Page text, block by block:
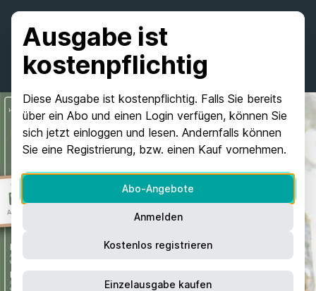
Ausgabe ist
kostenpflichtig
Diese Ausgabe ist kostenpflichtig. Falls Sie bereits
über ein Abo und einen Login verfügen, können Sie
sich jetzt einloggen und lesen. Andernfalls können
Sie eine Registrierung, bzw. einen Kauf vornehmen.
Abo-Angebote
Anmelden
Kostenlos registrieren
Einzelausgabe kaufen